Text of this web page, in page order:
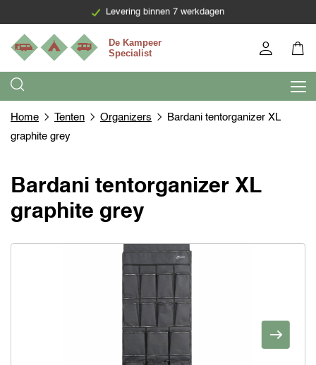
Levering binnen 7 werkdagen
Home Tenten Organizers
Bardani tentorganizer XL
graphite grey
Bardani tentorganizer XL
graphite grey